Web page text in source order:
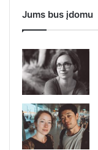
Jums bus įdomu